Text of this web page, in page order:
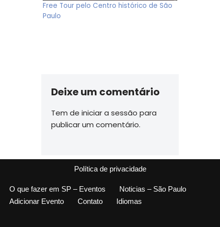
Free Tour pelo Centro histórico de São
Paulo
Deixe um comentário
Tem de iniciar a sessão para
publicar um comentário.
Política de privacidade
O que fazer em SP – Eventos
Noticias – São Paulo
Adicionar Evento
Contato Idiomas